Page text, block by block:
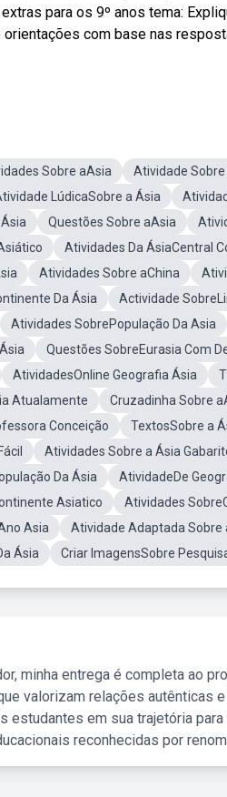
para os 9º anos tema:
com base nas
Sobre aAsia Atividade
LúdicaSobre a Ásia
Questões Sobre aAsia
Atividades Da ÁsiaCentral
Atividades Sobre aChina
Da Ásia
Actividade
Atividades SobrePopulação Da Asia
Questões SobreEurasia Com
AtividadesOnline Geografia Ásia
Atualamente
Cruzadinha Sobre
Conceição
TextosSobre a
Atividades Sobre a Ásia
Da Ásia
AtividadeDe
Asiatico
Atividades
Asia
Atividade Adaptada Sobre
Ásia
Criar ImagensSobre
minha entrega é completa ao
valorizam relações autênticas
estudantes em sua trajetória
reconhecidas por